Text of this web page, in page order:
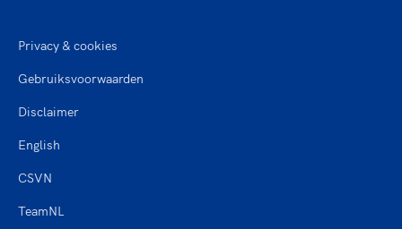
Privacy & cookies
Gebruiksvoorwaarden
Disclaimer
English
CSVN
TeamNL